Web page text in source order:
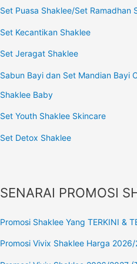
Set Puasa Shaklee/Set Ramadhan
Set Kecantikan Shaklee
Set Jeragat Shaklee
Sabun Bayi dan Set Mandian Bayi
Shaklee Baby
Set Youth Shaklee Skincare
Set Detox Shaklee
SENARAI PROMOSI
Promosi Shaklee Yang TERKINI &
Promosi Vivix Shaklee Harga